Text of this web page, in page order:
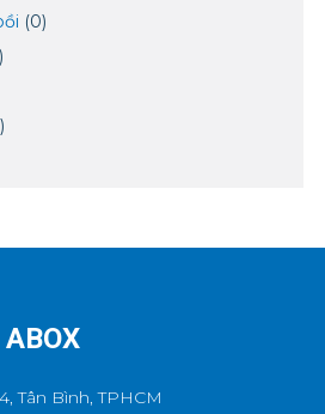
(0)
Tân Bình, TPHCM